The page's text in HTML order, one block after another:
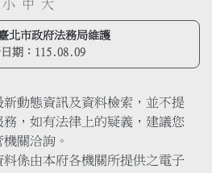
小 中 大
北市政府法務局維護
期： 115.08.09
動態資訊及資料檢索，並不提
，如有法律上的疑義，建議您
關洽詢。
係由本府各機關所提供之電子